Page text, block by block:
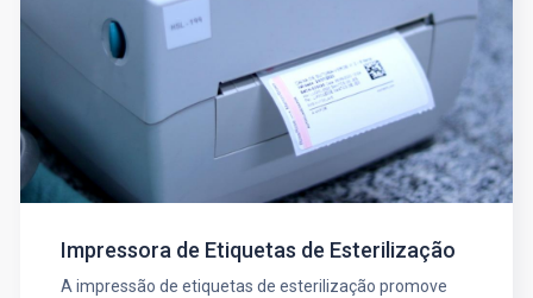
Impressora de Etiquetas de Esterilização
A impressão de etiquetas de esterilização promove